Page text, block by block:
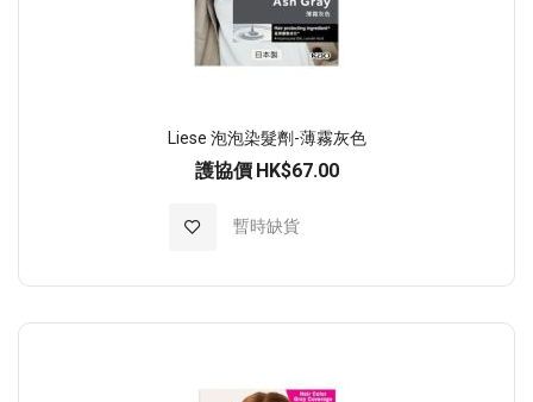
Liese 泡泡染髮劑-薄霧灰色
護協價 HK$67.00
暫時缺貨
加入至願望清單